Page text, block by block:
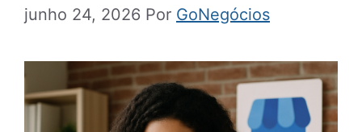
junho 24, 2026 Por GoNegócios